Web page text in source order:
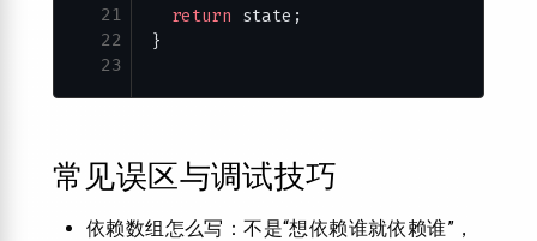
21
22
23
  return
state;
}
常见误区与调试技巧
依赖数组怎么写：不是“想依赖谁就依赖谁”，